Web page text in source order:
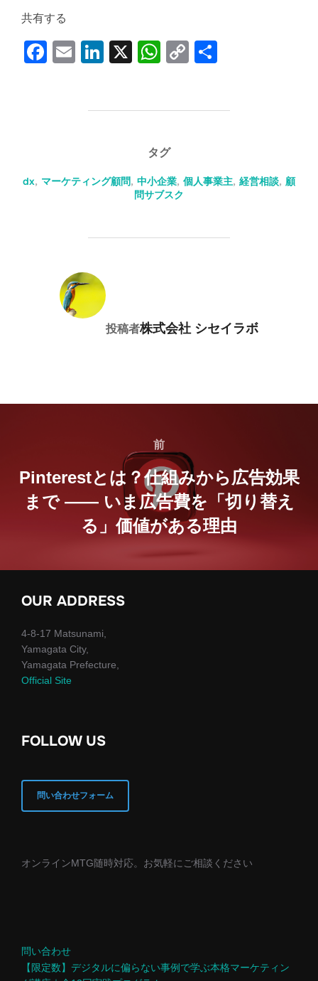
共有する
F
o
E
Li
e
X
W
s
A
p
p
C
y
k
タグ
dx, マーケティング顧問, 中小企業, 個人事業主, 経営相談, 顧
問サブスク
投稿者株式会社 シセイラボ
ナ
ー
前
前
Pinterestとは？仕組みから広告効果
まで —— いま広告費を「切り替え
る」価値がある理由
OUR ADDRESS
4-8-17 Matsunami,
Yamagata City,
Yamagata Prefecture,
Official Site
FOLLOW US
問い合わせフォーム
オンラインMTG随時対応。お気軽にご相談ください
問い合わせ
【限定数】デジタルに偏らない事例で学ぶ本格マーケティン